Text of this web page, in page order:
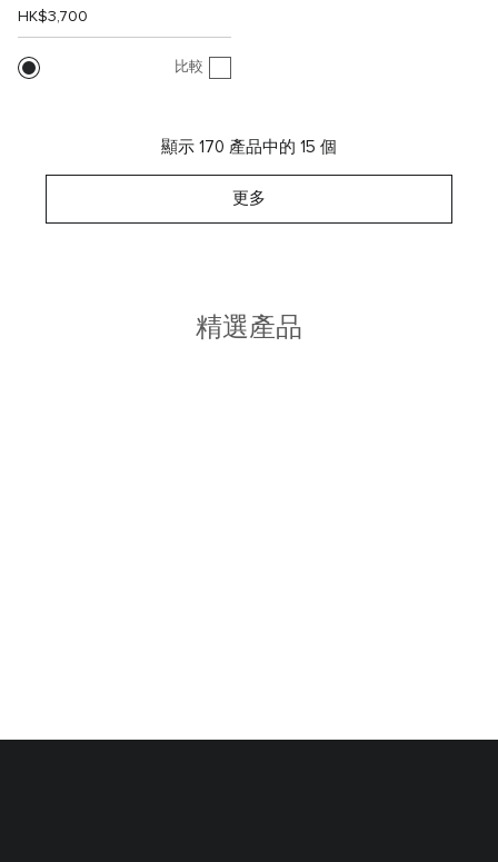
HK$3,700
比較
顯示 170 產品中的 15 個
更多
精選產品